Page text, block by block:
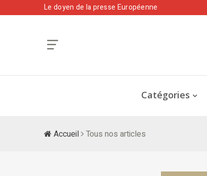
Le doyen de la presse Européenne
Catégories
Accueil Tous nos articles